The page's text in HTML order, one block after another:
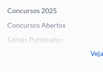
Concursos 2025
Concursos Abertos
Editais Publicados